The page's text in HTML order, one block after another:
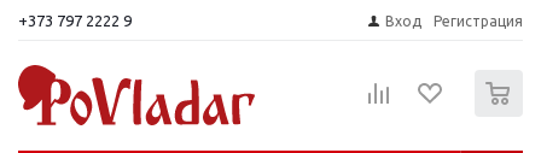
+373 797 2222 9 Вход Регистрация